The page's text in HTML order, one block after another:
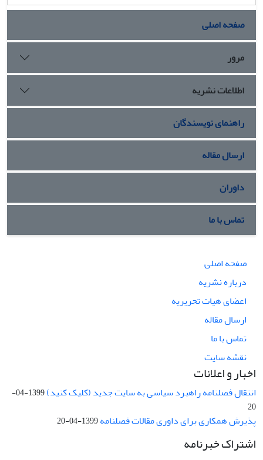
صفحه اصلی
مرور
اطلاعات نشریه
راهنمای نویسندگان
ارسال مقاله
داوران
تماس با ما
صفحه اصلی
درباره نشریه
اعضای هیات تحریریه
ارسال مقاله
تماس با ما
نقشه سایت
اخبار و اعلانات
انتقال فصلنامه راهبرد سیاسی به سایت جدید (کلیک کنید)
1399-04-
20
پذیرش همکاری برای داوری مقالات فصلنامه1399-04-20
اشتراک خبرنامه